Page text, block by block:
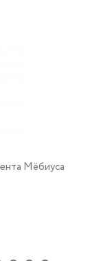
Мёбиуса